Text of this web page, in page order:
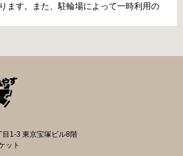
JR東海道本線尾張一宮駅より 徒歩4分 返
吹上1丁目(若宮大通内) 電話 052-731-
最寄駅 市バス「千早」下車、花田公園北
高速高架下より 徒歩2分 返還の際に必要
返還料 3,500円 自転車の鍵 身分証明証
古屋市HPはこちら 豊田市で撤去された
ケ丘6丁目74 電話 0565-34-5200 最寄駅
状鉄道線新上挙母駅より 徒歩15分 返還
ます。また、駐輪場によって一時利用の
車駐輪場 利用方法 利用登録申請書の提出
は直接管理事務所へお尋ねください。 利
登録手数料 不要です。 定期利用料金 一
円／月 大学生等：1,700円／月 高校
：1,500円／月 一部の方は全額免除とな
手帳をお持ちの方…等） 詳しくは、市役
問い合わせください。 一時利用料金 1日
1-3 東京宝塚ビル8階
ット